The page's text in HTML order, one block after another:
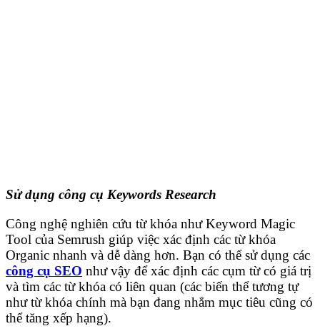
Sử dụng công cụ Keywords Research
Công nghệ nghiên cứu từ khóa như Keyword Magic
Tool của Semrush giúp việc xác định các từ khóa
Organic nhanh và dễ dàng hơn. Bạn có thể sử dụng các
công cụ SEO như vậy để xác định các cụm từ có giá trị
và tìm các từ khóa có liên quan (các biến thể tương tự
như từ khóa chính mà bạn đang nhắm mục tiêu cũng có
thể tăng xếp hạng).